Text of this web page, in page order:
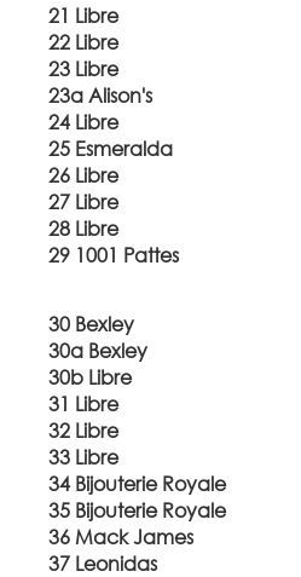
21 Libre
22 Libre
23 Libre
23a Alison's
24 Libre
25 Esmeralda
26 Libre
27 Libre
28 Libre
29 1001 Pattes
30 Bexley
30a Bexley
30b Libre
31 Libre
32 Libre
33 Libre
34 Bijouterie Royale
35 Bijouterie Royale
36 Mack James
37 Leonidas